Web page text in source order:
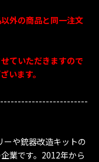
外の商品と同一注文
ていただきますので
います。
ーや銃器改造キットの
業です。2012年から